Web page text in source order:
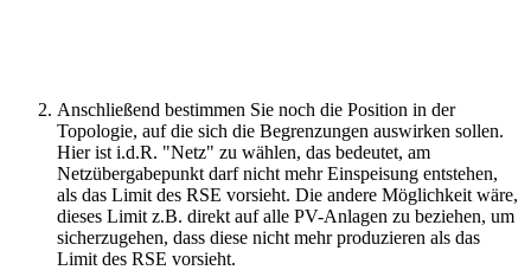
Anschließend bestimmen Sie noch die Position in der
Topologie, auf die sich die Begrenzungen auswirken sollen.
Hier ist i.d.R. "Netz" zu wählen, das bedeutet, am
Netzübergabepunkt darf nicht mehr Einspeisung entstehen,
als das Limit des RSE vorsieht. Die andere Möglichkeit wäre,
dieses Limit z.B. direkt auf alle PV-Anlagen zu beziehen, um
sicherzugehen, dass diese nicht mehr produzieren als das
Limit des RSE vorsieht.